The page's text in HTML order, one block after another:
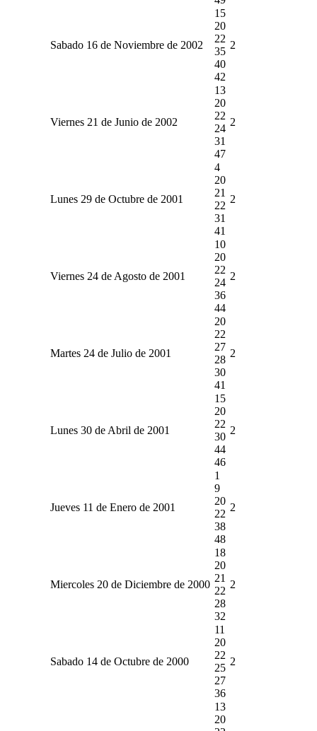
Sabado 16 de Noviembre de 2002
15
20
22
35
40
42
2
Viernes 21 de Junio de 2002
13
20
22
24
31
47
2
Lunes 29 de Octubre de 2001
4
20
21
22
31
41
2
Viernes 24 de Agosto de 2001
10
20
22
24
36
44
2
Martes 24 de Julio de 2001
20
22
27
28
30
41
2
Lunes 30 de Abril de 2001
15
20
22
30
44
46
2
Jueves 11 de Enero de 2001
1
9
20
22
38
48
2
Miercoles 20 de Diciembre de 2000
18
20
21
22
28
32
2
Sabado 14 de Octubre de 2000
11
20
22
25
27
36
2
13
20